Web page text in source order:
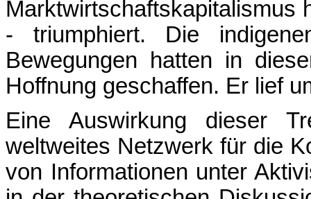
Marktwirtschaftskapitalismus
- triumphiert. Die
Bewegungen hatten in
Hoffnung geschaffen. Er lief
Eine Auswirkung dieser
weltweites Netzwerk für die
von Informationen unter